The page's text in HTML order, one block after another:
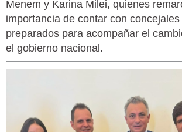
Menem y Karina Milei, quienes
importancia de contar con
preparados para acompañar el
el gobierno nacional.